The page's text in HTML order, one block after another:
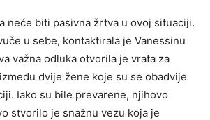
neće biti pasivna žrtva u ovoj situaciji.
u sebe, kontaktirala je Vanessinu
važna odluka otvorila je vrata za
dvije žene koje su se obadvije
Iako su bile prevarene, njihovo
stvorilo je snažnu vezu koja je